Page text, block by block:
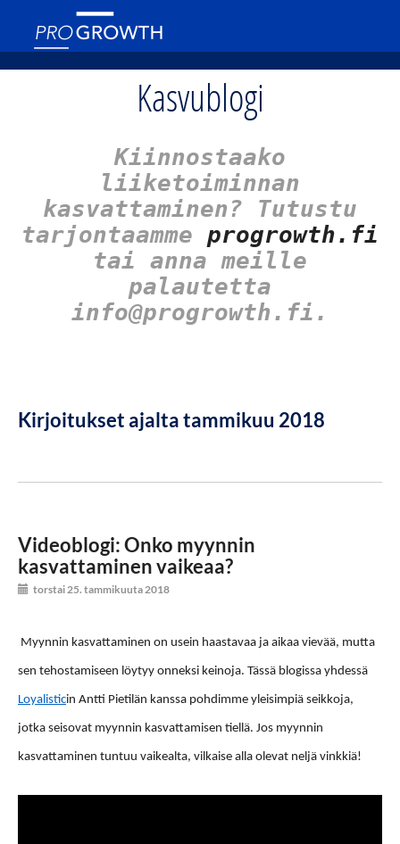
Kasvublogi
Kiinnostaako
liiketoiminnan
kasvattaminen? Tutustu
tarjontaamme progrowth.fi
tai anna meille
palautetta
info@progrowth.fi.
Kirjoitukset ajalta tammikuu 2018
Videoblogi: Onko myynnin
kasvattaminen vaikeaa?
torstai 25. tammikuuta 2018
Myynnin kasvattaminen on usein haastavaa ja aikaa vievää, mutta
sen tehostamiseen löytyy onneksi keinoja. Tässä blogissa yhdessä
Loyalisticin Antti Pietilän kanssa pohdimme yleisimpiä seikkoja,
jotka seisovat myynnin kasvattamisen tiellä. Jos myynnin
kasvattaminen tuntuu vaikealta, vilkaise alla olevat neljä vinkkiä!